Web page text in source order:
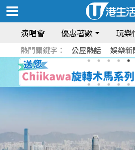
演唱會 優惠著數 玩樂
熱門關鍵字： 公屋熱話 娛樂新